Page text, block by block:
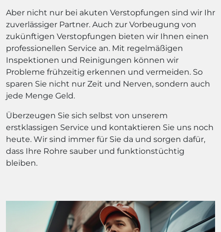
Aber nicht nur bei akuten Verstopfungen sind wir Ihr
zuverlässiger Partner. Auch zur Vorbeugung von
zukünftigen Verstopfungen bieten wir Ihnen einen
professionellen Service an. Mit regelmäßigen
Inspektionen und Reinigungen können wir
Probleme frühzeitig erkennen und vermeiden. So
sparen Sie nicht nur Zeit und Nerven, sondern auch
jede Menge Geld.
Überzeugen Sie sich selbst von unserem
erstklassigen Service und kontaktieren Sie uns noch
heute. Wir sind immer für Sie da und sorgen dafür,
dass Ihre Rohre sauber und funktionstüchtig
bleiben.